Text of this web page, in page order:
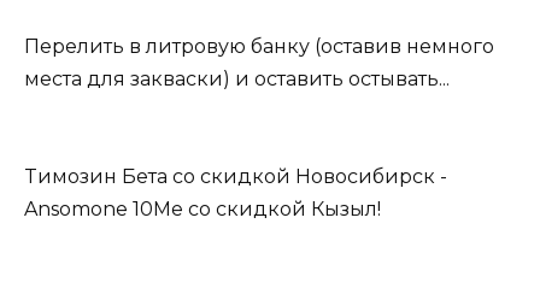
Перелить в литровую банку (оставив немного
места для закваски) и оставить остывать...
Tимозин Бета со скидкой Новосибирск -
Ansomone 10Me со скидкой Кызыл!